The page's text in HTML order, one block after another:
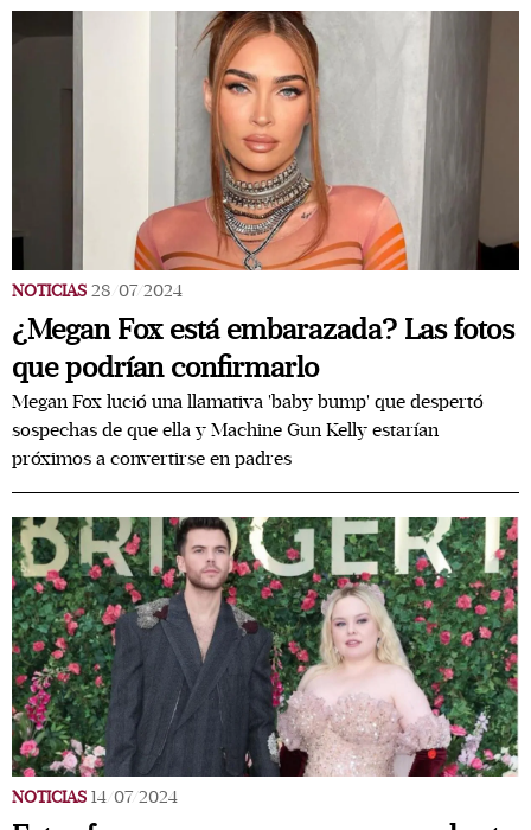
NOTICIAS 28/07/2024
¿Megan Fox está embarazada? Las fotos
que podrían confirmarlo
Megan Fox lució una llamativa 'baby bump' que despertó
sospechas de que ella y Machine Gun Kelly estarían
próximos a convertirse en padres
NOTICIAS 14/07/2024